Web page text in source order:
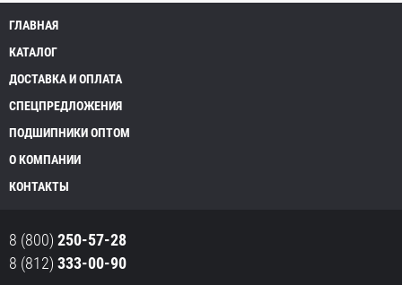
ГЛАВНАЯ
КАТАЛОГ
ДОСТАВКА И ОПЛАТА
СПЕЦПРЕДЛОЖЕНИЯ
ПОДШИПНИКИ ОПТОМ
О КОМПАНИИ
КОНТАКТЫ
8 (800) 250-57-28
8 (812) 333-00-90